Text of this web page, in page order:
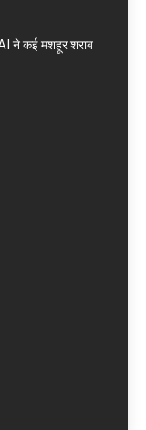
ने कई मशहूर शराब